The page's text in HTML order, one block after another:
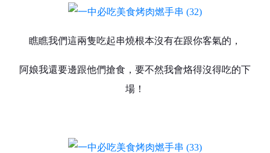
瞧瞧我們這兩隻吃起串燒根本沒有在跟你客氣的，
阿娘我還要邊跟他們搶食，要不然我會烙得沒得吃的下
場！